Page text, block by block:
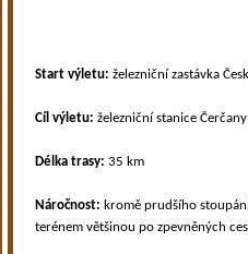
Start výletu: železniční zastávka
Cíl výletu: železniční stanice Čerčany
Délka trasy: 35 km
Náročnost: kromě prudšího
terénem většinou po zpevněných